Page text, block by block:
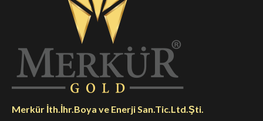
Merkür İth.İhr.Boya ve Enerji San.Tic.Ltd.Şti.